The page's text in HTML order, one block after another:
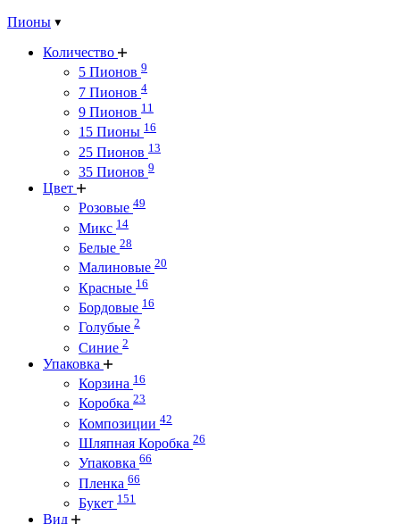
Пионы
Количество
5 Пионов 9
7 Пионов 4
9 Пионов 11
15 Пионы 16
25 Пионов 13
35 Пионов 9
Цвет
Розовые 49
Микс 14
Белые 28
Малиновые 20
Красные 16
Бордовые 16
Голубые 2
Синие 2
Упаковка
Корзина 16
Коробка 23
Композиции 42
Шляпная Коробка 26
Упаковка 66
Пленка 66
Букет 151
Вид